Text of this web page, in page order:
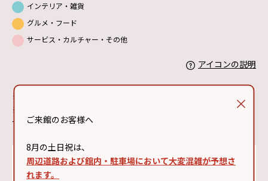
ご来館のお客様へ
8月の土日祝は、
周辺道路および館内・駐車場において大変混雑が予想さ
れます。
インテリア・雑貨
グルメ・フード
サービス・カルチャー・その他
アイコンの説明
※マップが見づらい場合には拡大縮小してご覧ください。
※店舗エリアをクリックすると、ショップ詳細がご覧いただけま
す。